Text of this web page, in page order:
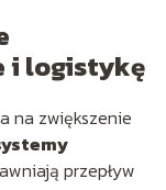
i logistykę
na zwiększenie
przepływ